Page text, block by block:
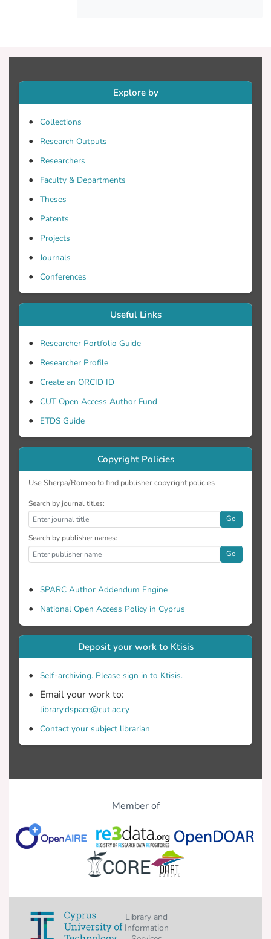
σε 15 μελέτες, κατά την περίοδο
Νοέμβριος 2022 – Μάρτιος 2023, που
κριτήρια. Εφαρμόστηκε μια
συγκεκριμένη στρατηγική αναζήτησης
πέντε (5) πρωτογενείς έρευνες,
τέσσερις (4) ποσοτικές και μια (1)
μεθόδους αντιμετώπισης/διαχείρισης
του Διαβήτη Τύπου 1 (π.χ. αντλία
αυτόματης έγχυσης ινσουλίνης) και
όταν βρίσκονται σε ένα περιβάλλον
παρακολούθησης που θεωρούν
εξειδικευμένη κλινική για νεανικό
διαβήτη.
Explore by
Collections
Research Outputs
Researchers
Faculty & Departments
Theses
Patents
Projects
Journals
Conferences
Useful Links
Researcher Portfolio Guide
Researcher Profile
Create an ORCID ID
CUT Open Access Author Fund
ETDS Guide
Copyright Policies
Use Sherpa/Romeo to find publisher copyright policies
Search by journal titles:
Go
Search by publisher names:
Go
SPARC Author Addendum Engine
National Open Access Policy in Cyprus
Deposit your work to Ktisis
Self-archiving. Please sign in to Ktisis.
Email your work to:
library.dspace@cut.ac.cy
Contact your subject librarian
Member of
Library and
Information